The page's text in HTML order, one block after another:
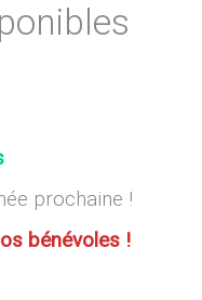
prochaine !
bénévoles !